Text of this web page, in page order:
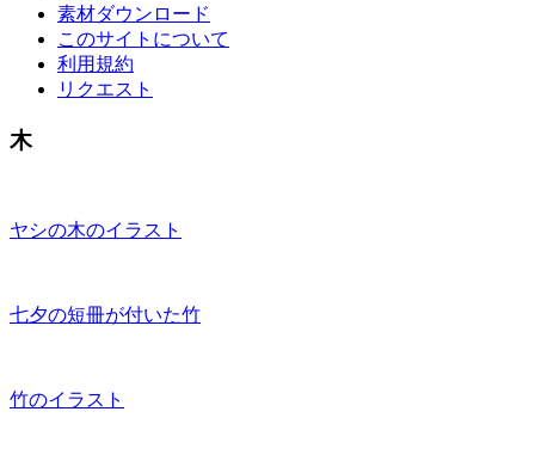
素材ダウンロード
このサイトについて
利用規約
リクエスト
木
ヤシの木のイラスト
七夕の短冊が付いた竹
竹のイラスト